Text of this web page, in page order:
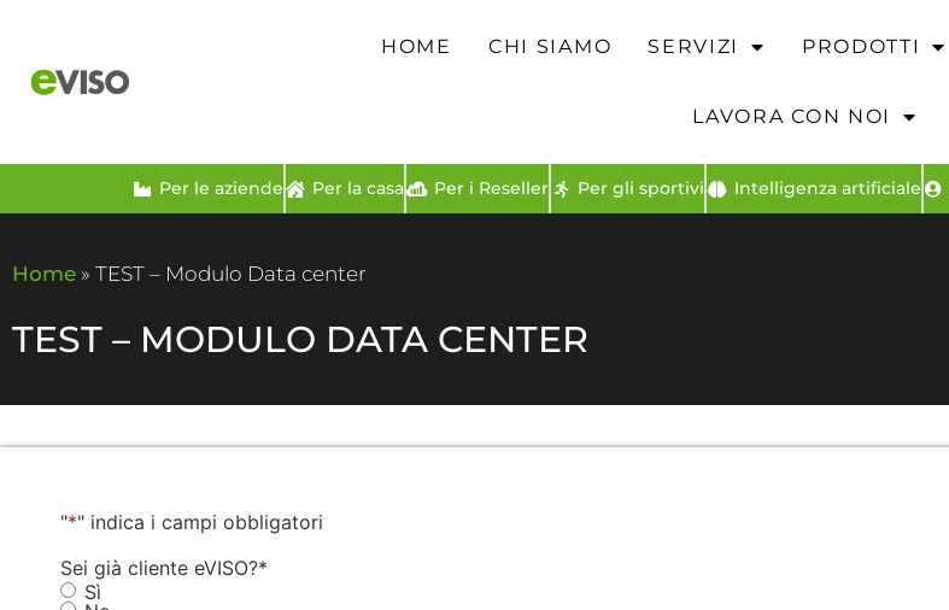
HOME CHI SIAMO SERVIZI PRODOTTI
LAVORA CON NOI
Per le aziende Per la casa Per i Reseller Per gli sportivi Intelligenza artificiale
Home » TEST – Modulo Data center
TEST – MODULO DATA CENTER
"*" indica i campi obbligatori
Sei già cliente eVISO?*
Sì